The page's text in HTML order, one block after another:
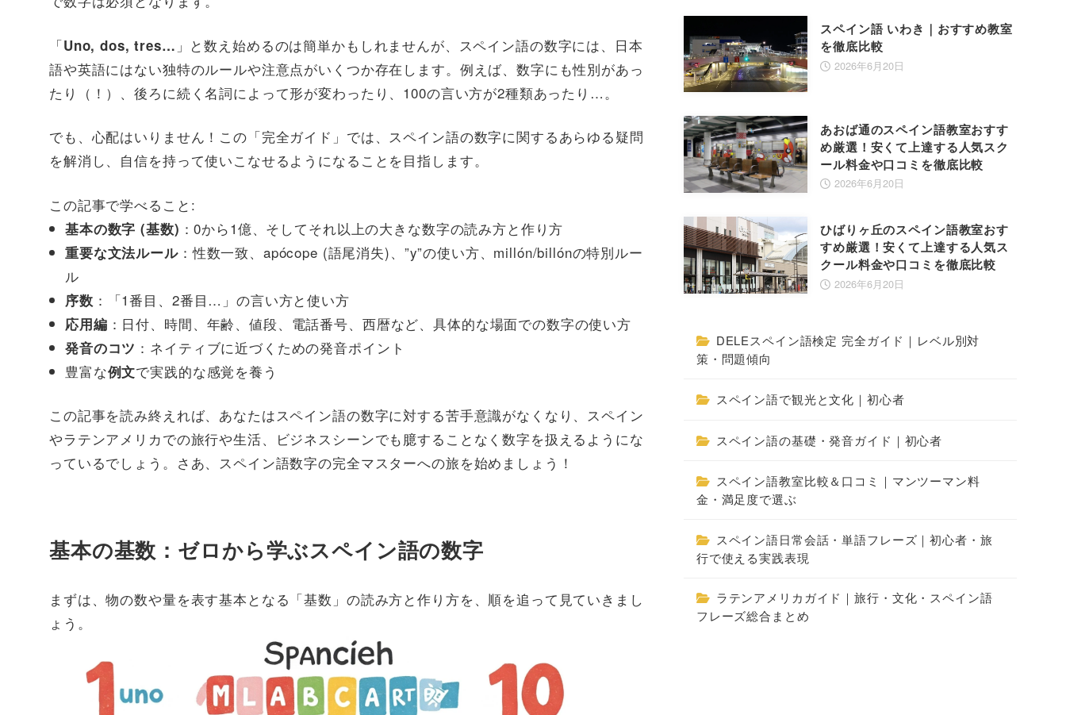
「Uno, dos, tres… 」と数え始めるのは簡単かもしれませんが、スペイン語の数字には、日本
語や英語にはない独特のルールや注意点がいくつか存在します。例えば、数字にも性別があっ
たり（！）、後ろに続く名詞によって形が変わったり、100の言い方が2種類あったり…。
でも、心配はいりません！この「完全ガイド」では、スペイン語の数字に関するあらゆる疑問
を解消し、自信を持って使いこなせるようになることを目指します。
この記事で学べること:
基本の数字 (基数) ：0から1億、そしてそれ以上の大きな数字の読み方と作り方
重要な文法ルール：性数一致、apócope (語尾消失)、”y”の使い方、millón/billónの特別ルー
ル
序数 ：「1番目、2番目…」の言い方と使い方
応用編 ：日付、時間、年齢、値段、電話番号、西暦など、具体的な場面での数字の使い方
発音のコツ ：ネイティブに近づくための発音ポイント
豊富な例文で実践的な感覚を養う
この記事を読み終えれば、あなたはスペイン語の数字に対する苦手意識がなくなり、スペイン
やラテンアメリカでの旅行や生活、ビジネスシーンでも臆することなく数字を扱えるようにな
っているでしょう。さあ、スペイン語数字の完全マスターへの旅を始めましょう！
基本の基数：ゼロから学ぶスペイン語の数字
まずは、物の数や量を表す基本となる「基数」の読み方と作り方を、順を追って見ていきまし
ょう。
スペイン語 いわき｜おすすめ教室
を徹底比較
2026年6月20日
あおば通のスペイン語教室おすす
め厳選！安くて上達する人気スク
ール料金や口コミを徹底比較
2026年6月20日
ひばりヶ丘のスペイン語教室おす
すめ厳選！安くて上達する人気ス
クール料金や口コミを徹底比較
2026年6月20日
DELEスペイン語検定 完全ガイド｜レベル別対
策・問題傾向
スペイン語で観光と文化｜初心者
スペイン語の基礎・発音ガイド｜初心者
スペイン語教室比較＆口コミ｜マンツーマン料
金・満足度で選ぶ
スペイン語日常会話・単語フレーズ｜初心者・旅
行で使える実践表現
ラテンアメリカガイド｜旅行・文化・スペイン語
フレーズ総合まとめ